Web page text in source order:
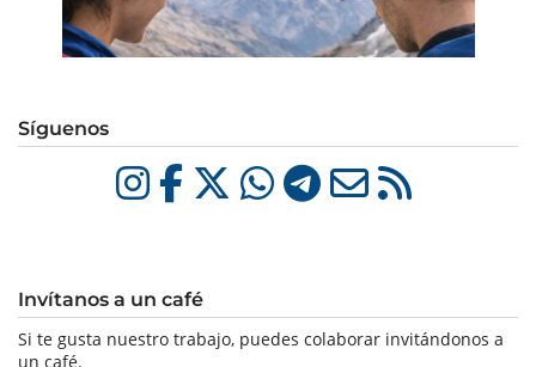
Síguenos
Invítanos a un café
Si te gusta nuestro trabajo, puedes colaborar invitándonos a
un café.